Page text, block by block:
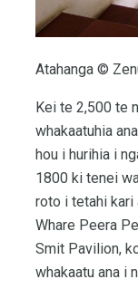
Atahanga ©
Kei te 2,500 te
whakaatuhia
hou i hurihia i
1800 ki tenei
roto i tetahi kari
Whare Peera
Smit Pavilion,
whakaatu ana i